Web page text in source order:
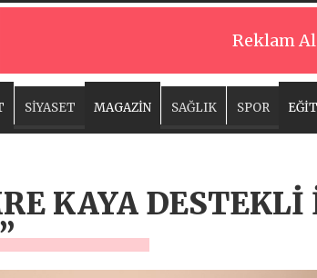
Reklam
SİYASET MAGAZİN SAĞLIK SPOR
KAYA